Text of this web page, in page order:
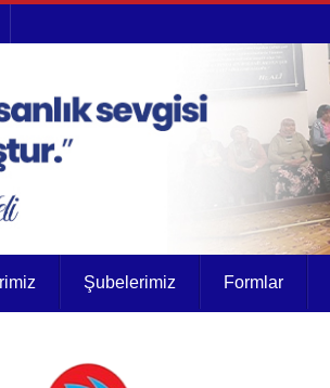
Şubelerimiz Formlar